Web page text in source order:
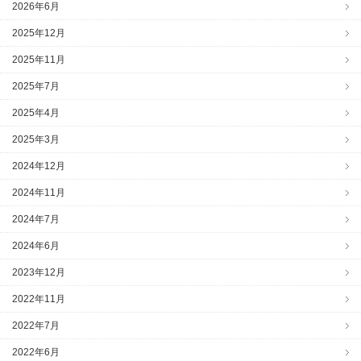
2026年6月
2025年12月
2025年11月
2025年7月
2025年4月
2025年3月
2024年12月
2024年11月
2024年7月
2024年6月
2023年12月
2022年11月
2022年7月
2022年6月